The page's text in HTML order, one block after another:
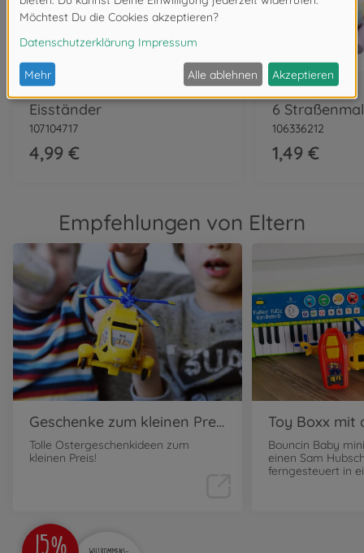
Sandspielzeug
Eisständer
107104717
4,99 €
Malstifte
6
106336212
1,49 €
Empfehlungen von Eltern
Geschenke zum kleinen Preis
Tolle Ostergeschenkideen zum
kleinen Preis!
Bouncin Baby
einen Sam
ferngesteuert in